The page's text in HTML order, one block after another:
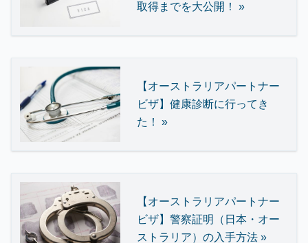
取得までを大公開！ »
【オーストラリアパートナー
ビザ】健康診断に行ってき
た！ »
【オーストラリアパートナー
ビザ】警察証明（日本・オー
ストラリア）の入手方法 »